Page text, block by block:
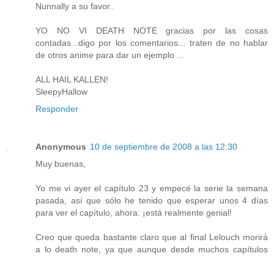
Nunnally a su favor..
YO NO VI DEATH NOTE gracias por las cosas
contadas...digo por los comentarios... traten de no hablar
de otros anime para dar un ejemplo ...
ALL HAIL KALLEN!
SleepyHallow
Responder
Anonymous 10 de septiembre de 2008 a las 12:30
Muy buenas,
Yo me vi ayer el capítulo 23 y empecé la serie la semana
pasada, así que sólo he tenido que esperar unos 4 días
para ver el capítulo, ahora: ¡está realmente genial!
Creo que queda bastante claro que al final Lelouch morirá
a lo death note, ya que aunque desde muchos capítulos